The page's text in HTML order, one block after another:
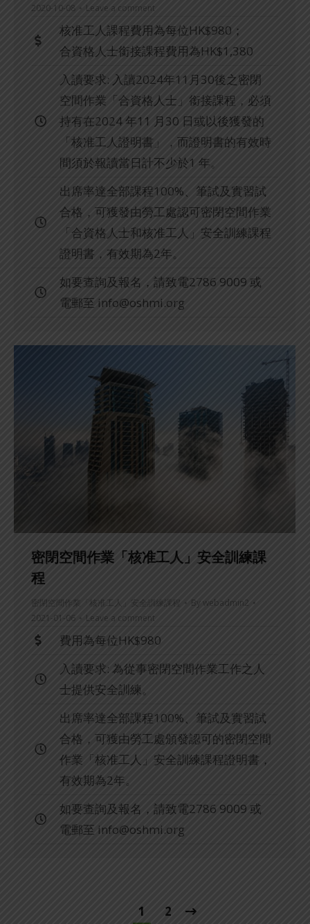
2020-10-08
Leave a comment
核准工人課程費用為每位HK$980；
合資格人士銜接課程費用為HK$1,380
入讀要求: 入讀2024年11月30後之密閉
空間作業「合資格人士」銜接課程，必須
持有在2024 年11 月30 日或以後獲發的
「核准工人證明書」，而證明書的有效時
間須於報讀當日計不少於1 年。
出席率達全部課程100%、筆試及實習試
合格，可獲發由勞工處認可密閉空間作業
「合資格人士和核准工人」安全訓練課程
證明書，有效期為2年。
如要查詢及報名，請致電2786 9009 或
電郵至 info@oshmi.org
密閉空間作業「核准工人」安全訓練課
程
密閉空間作業「核准工人」安全訓練課程 Bywebadmin2
2021-01-06
Leave a comment
費用為每位HK$980
入讀要求: 為從事密閉空間作業工作之人
士提供安全訓練。
出席率達全部課程100%、筆試及實習試
合格，可獲由勞工處頒發認可的密閉空間
作業「核准工人」安全訓練課程證明書，
有效期為2年。
如要查詢及報名，請致電2786 9009 或
電郵至 info@oshmi.org
1 2